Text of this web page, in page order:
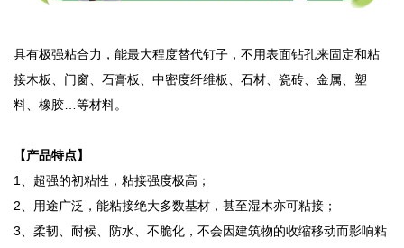
具有极强粘合力，能最大程度替代钉子，不用表面钻孔来固定和粘
接木板、门窗、石膏板、中密度纤维板、石材、瓷砖、金属、塑
料、橡胶…等材料。
【产品特点】
1、超强的初粘性，粘接强度极高；
2、用途广泛，能粘接绝大多数基材，甚至湿木亦可粘接；
3、柔韧、耐候、防水、不脆化，不会因建筑物的收缩移动而影响粘